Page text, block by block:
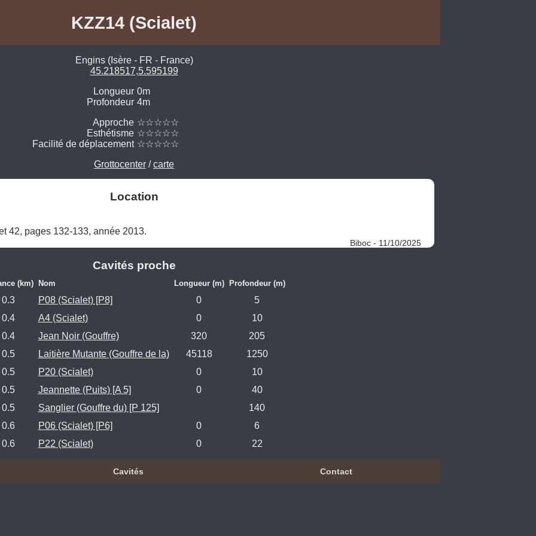
KZZ14 (Scialet)
Engins (Isère - FR - France)
45.218517,5.595199
Longueur 0m
Profondeur 4m
Approche ☆☆☆☆☆
Esthétisme ☆☆☆☆☆
Facilité de déplacement ☆☆☆☆☆
Grottocenter /carte
Location
42, pages 132-133, année 2013.
Biboc - 11/10/2025
Cavités proche
(km) Nom Longueur (m) Profondeur (m)
0.3 P08 (Scialet) [P8] 0
5
0.4
A4 (Scialet) 0
10
0.4
Jean Noir (Gouffre) 320
205
0.5
Laitière Mutante (Gouffre de la) 45118
1250
0.5
P20 (Scialet) 0
10
0.5
Jeannette (Puits) [A 5] 0
40
0.5
Sanglier (Gouffre du) [P 125]
140
0.6
P06 (Scialet) [P6] 0
6
0.6
P22 (Scialet) 0 22
Cavités Contact